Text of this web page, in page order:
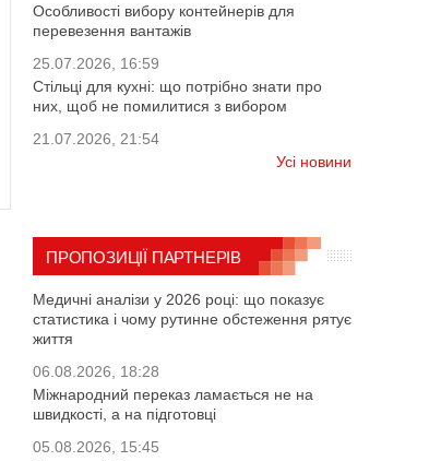
Особливості вибору контейнерів для
перевезення вантажів
25.07.2026, 16:59
Стільці для кухні: що потрібно знати про
них, щоб не помилитися з вибором
21.07.2026, 21:54
Усі новини
ПРОПОЗИЦІЇ ПАРТНЕРІВ
Медичні аналізи у 2026 році: що показує
статистика і чому рутинне обстеження рятує
життя
06.08.2026, 18:28
Міжнародний переказ ламається не на
швидкості, а на підготовці
05.08.2026, 15:45